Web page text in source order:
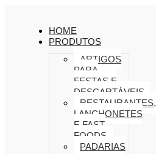
HOME
PRODUTOS
ARTIGOS
PARA
FESTAS E
DESCARTÁVEIS
RESTAURANTES,
LANCHONETES
E FAST
FOODS
PADARIAS